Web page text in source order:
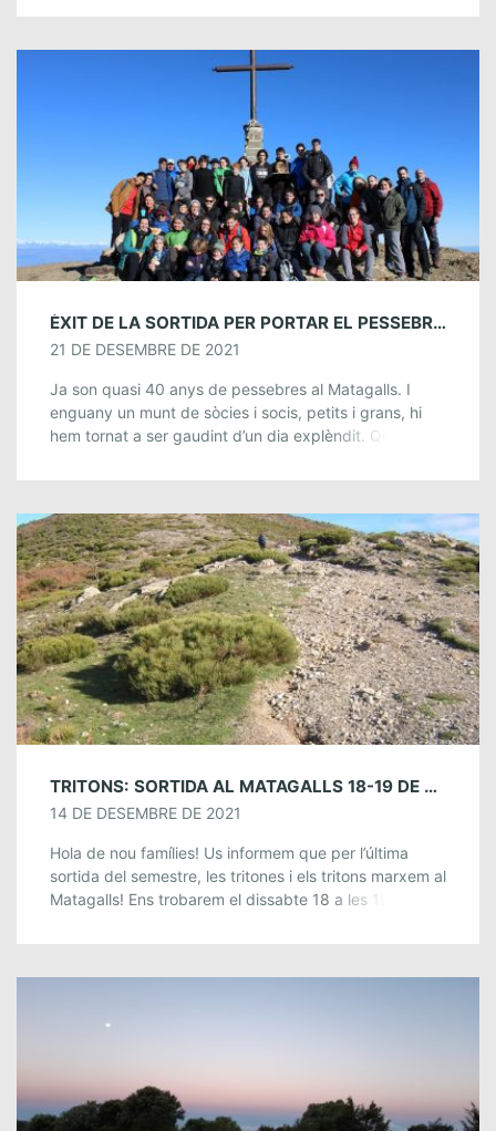
ÈXIT DE LA SORTIDA PER PORTAR EL PESSEBRE AL MATAGALLS
21 DE DESEMBRE DE 2021
Ja son quasi 40 anys de pessebres al Matagalls. I
enguany un munt de sòcies i socis, petits i grans, hi
hem tornat a ser gaudint d’un dia explèndit. Que […]
TRITONS: SORTIDA AL MATAGALLS 18-19 DE DESEMBRE
14 DE DESEMBRE DE 2021
Hola de nou famílies! Us informem que per l’última
sortida del semestre, les tritones i els tritons marxem al
Matagalls! Ens trobarem el dissabte 18 a les 19.30h al